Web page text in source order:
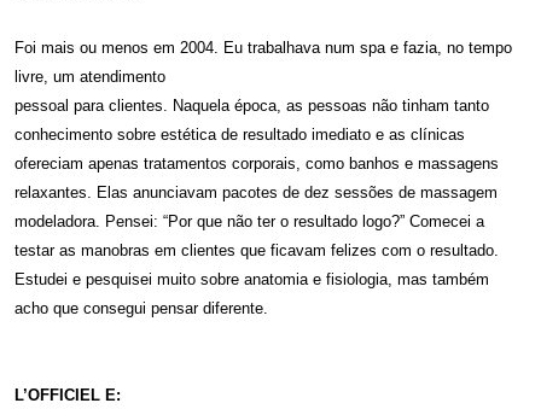
Foi mais ou menos em 2004. Eu trabalhava num spa e fazia, no tempo
livre, um atendimento
pessoal para clientes. Naquela época, as pessoas não tinham tanto
conhecimento sobre estética de resultado imediato e as clínicas
ofereciam apenas tratamentos corporais, como banhos e massagens
relaxantes. Elas anunciavam pacotes de dez sessões de massagem
modeladora. Pensei: “Por que não ter o resultado logo?” Comecei a
testar as manobras em clientes que ficavam felizes com o resultado.
Estudei e pesquisei muito sobre anatomia e fisiologia, mas também
acho que consegui pensar diferente.
L’OFFICIEL E: